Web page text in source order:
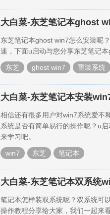
大白菜-东芝笔记本ghost
东芝笔记本ghost win7怎么安装呢
速，下面u启动与您分享东芝笔记本
东芝 ghost win7 重装系统
大白菜-东芝笔记本安装
相信还有很多用户对win7系统爱不
系统是否有简单易行的操作呢？u
来学习吧。
win7 东芝 笔记本
大白菜-东芝笔记本双系统
笔记本怎样装双系统呢？双系统可
操作教程分享给大家，我们一起来